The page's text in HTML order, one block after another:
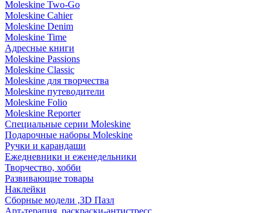
Moleskine Two-Go
Moleskine Cahier
Moleskine Denim
Moleskine Time
Адресные книги
Moleskine Passions
Moleskine Classic
Moleskine для творчества
Moleskine путеводители
Moleskine Folio
Moleskine Reporter
Специальные серии Moleskine
Подарочные наборы Moleskine
Ручки и карандаши
Ежедневники и еженедельники
Творчество, хобби
Развивающие товары
Наклейки
Сборные модели ,3D Пазл
Арт-терапия, раскраски-антистресс